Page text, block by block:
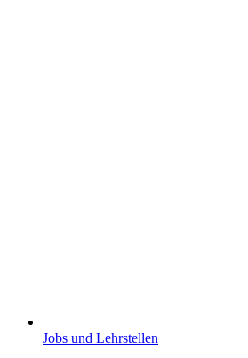
Jobs und Lehrstellen